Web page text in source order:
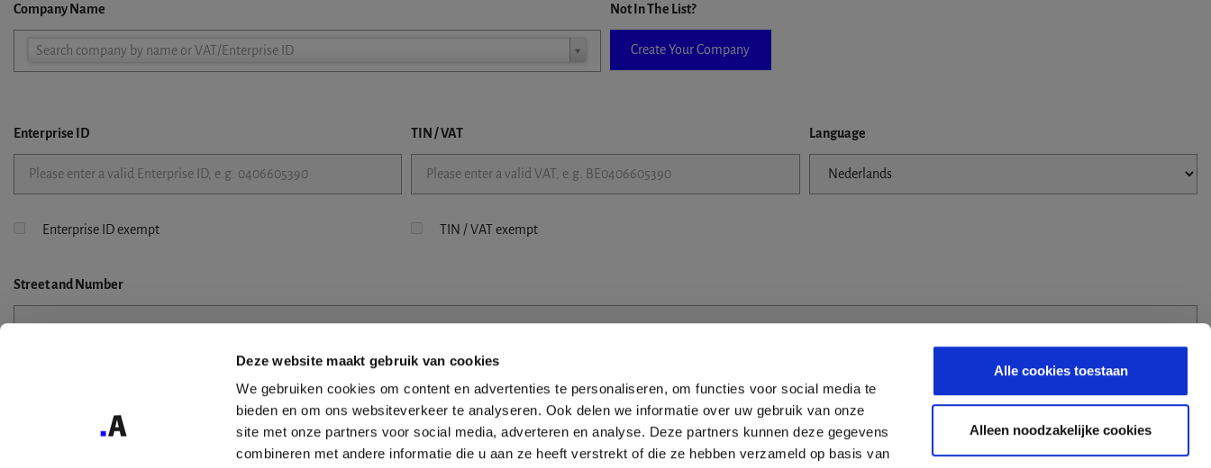
Deze website maakt gebruik van cookies
We gebruiken cookies om content en advertenties te personaliseren, om functies voor social media te
bieden en om ons websiteverkeer te analyseren. Ook delen we informatie over uw gebruik van onze
site met onze partners voor social media, adverteren en analyse. Deze partners kunnen deze gegevens
combineren met andere informatie die u aan ze heeft verstrekt of die ze hebben verzameld op basis van
Alle cookies toestaan
Alleen noodzakelijke cookies
Company Name
Search company by name or VAT/Enterprise ID
Company
Not In The List?
Create Your Company
Enterprise ID TIN / VAT Language
Enterprise ID exempt TIN / VAT exempt
Streetand Number